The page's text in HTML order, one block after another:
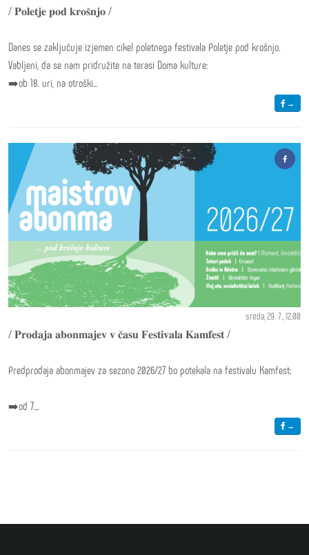
/ 𝐏𝐨𝐥𝐞𝐭𝐣𝐞 𝐩𝐨𝐝 𝐤𝐫𝐨𝐬̌𝐧𝐣𝐨 /
Danes se zaključuje izjemen cikel poletnega festivala Poletje pod krošnjo.
Vabljeni, da se nam pridružite na terasi Doma kulture:
➡️ob 18. uri, na otroški...
→
sreda, 29. 7., 12.00
/ 𝐏𝐫𝐨𝐝𝐚𝐣𝐚 𝐚𝐛𝐨𝐧𝐦𝐚𝐣𝐞𝐯 𝐯 𝐜̌𝐚𝐬𝐮 𝐅𝐞𝐬𝐭𝐢𝐯𝐚𝐥𝐚 𝐊𝐚𝐦𝐟𝐞𝐬𝐭 /
Predprodaja abonmajev za sezono 2026/27 bo potekala na festivalu Kamfest:
➡️od 7....
→